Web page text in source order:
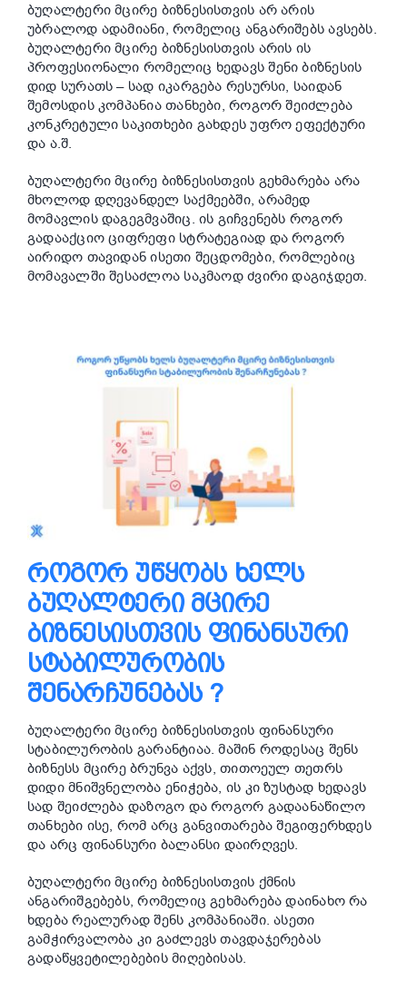
ბუღალტერი მცირე ბიზნესისთვის არ არის
უბრალოდ ადამიანი, რომელიც ანგარიშებს ავსებს.
ბუღალტერი მცირე ბიზნესისთვის არის ის
პროფესიონალი რომელიც ხედავს შენი ბიზნესის
დიდ სურათს – სად იკარგება რესურსი, საიდან
შემოსდის კომპანია თანხები, როგორ შეიძლება
კონკრეტული საკითხები გახდეს უფრო ეფექტური
და ა.შ.
ბუღალტერი მცირე ბიზნესისთვის გეხმარება არა
მხოლოდ დღევანდელ საქმეებში, არამედ
მომავლის დაგეგმვაშიც. ის გიჩვენებს როგორ
გადააქციო ციფრეფი სტრატეგიად და როგორ
აირიდო თავიდან ისეთი შეცდომები, რომლებიც
მომავალში შესაძლოა საკმაოდ ძვირი დაგიჯდეთ.
ᲠᲝᲒᲝᲠ ᲣᲬᲧᲝᲑᲡ ᲮᲔᲚᲡ
ᲑᲣᲦᲐᲚᲢᲔᲠᲘ ᲛᲪᲘᲠᲔ
ᲑᲘᲖᲜᲔᲡᲘᲡᲗᲕᲘᲡ ᲤᲘᲜᲐᲜᲡᲣᲠᲘ
ᲡᲢᲐᲑᲘᲚᲣᲠᲝᲑᲘᲡ
ᲨᲔᲜᲐᲠᲩᲣᲜᲔᲑᲐᲡ ?
ბუღალტერი მცირე ბიზნესისთვის ფინანსური
სტაბილურობის გარანტიაა. მაშინ როდესაც შენს
ბიზნესს მცირე ბრუნვა აქვს, თითოეულ თეთრს
დიდი მნიშვნელობა ენიჭება, ის კი ზუსტად ხედავს
სად შეიძლება დაზოგო და როგორ გადაანაწილო
თანხები ისე, რომ არც განვითარება შეგიფერხდეს
და არც ფინანსური ბალანსი დაირღვეს.
ბუღალტერი მცირე ბიზნესისთვის ქმნის
ანგარიშგებებს, რომელიც გეხმარება დაინახო რა
ხდება რეალურად შენს კომპანიაში. ასეთი
გამჭირვალობა კი გაძლევს თავდაჯერებას
გადაწყვეტილებების მიღებისას.